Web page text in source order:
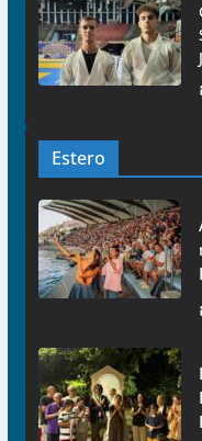
Estero